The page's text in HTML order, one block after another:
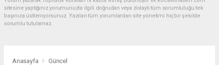
sitesine yaptığınız yorumunuzla ilgili doğrudan veya dolaylı tüm sorumluluğu tek
başınıza üstleniyorsunuz. Yazılan tüm yorumlardan site yönetimi hiçbir şekilde
sorumlu tutulamaz.
Anasayfa Güncel